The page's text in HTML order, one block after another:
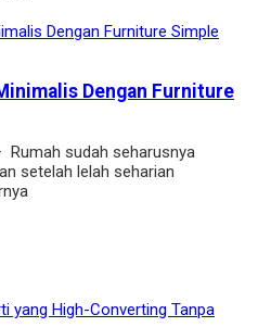
Dengan Furniture
Rumah sudah seharusnya
setelah lelah seharian